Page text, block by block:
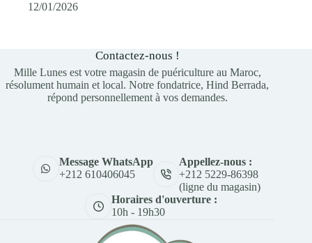
12/01/2026
Contactez-nous !
Mille Lunes est votre magasin de puériculture au Maroc,
résolument humain et local. Notre fondatrice, Hind Berrada,
répond personnellement à vos demandes.
Message WhatsApp
+212 610406045
Appellez-nous :
+212 5229-86398
(ligne du magasin)
Horaires d'ouverture :
10h - 19h30